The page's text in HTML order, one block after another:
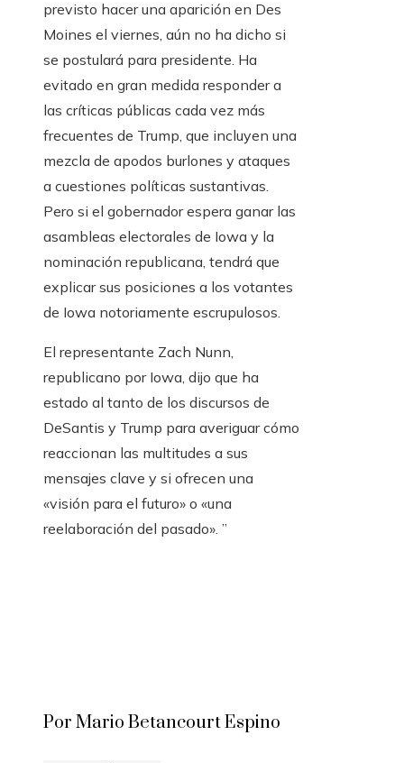
previsto hacer una aparición en Des
Moines el viernes, aún no ha dicho si
se postulará para presidente. Ha
evitado en gran medida responder a
las críticas públicas cada vez más
frecuentes de Trump, que incluyen una
mezcla de apodos burlones y ataques
a cuestiones políticas sustantivas.
Pero si el gobernador espera ganar las
asambleas electorales de Iowa y la
nominación republicana, tendrá que
explicar sus posiciones a los votantes
de Iowa notoriamente escrupulosos.
El representante Zach Nunn,
republicano por Iowa, dijo que ha
estado al tanto de los discursos de
DeSantis y Trump para averiguar cómo
reaccionan las multitudes a sus
mensajes clave y si ofrecen una
«visión para el futuro» o «una
reelaboración del pasado». ”
Por Mario Betancourt Espino